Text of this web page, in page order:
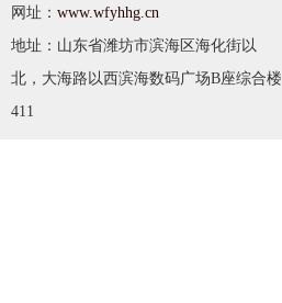
网址： www.wfyhhg.cn
地址：山东省潍坊市滨海区海化街以
北，大海路以西滨海数码广场B座综合楼
411